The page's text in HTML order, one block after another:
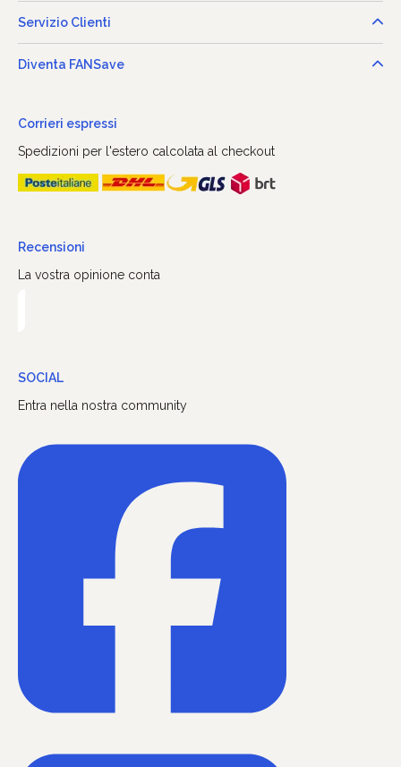
Servizio Clienti
Diventa FANSave
Corrieri espressi
Spedizioni per l'estero calcolata al checkout
Recensioni
La vostra opinione conta
SOCIAL
Entra nella nostra community